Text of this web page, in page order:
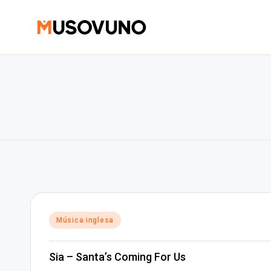
Posted
Música inglesa
Sia – Santa’s Coming For Us